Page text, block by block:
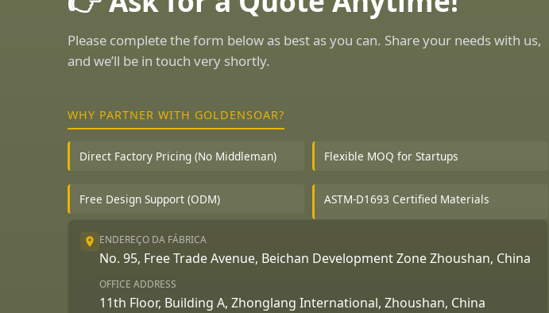
Please complete the form below as best as you can. Share your needs with us,
and we’ll be in touch very shortly.
WHY PARTNER WITH GOLDENSOAR?
Direct Factory Pricing (No Middleman) Flexible MOQ for Startups
Free Design Support (ODM) ASTM-D1693 Certified Materials
ENDEREÇO DA FÁBRICA
No. 95, Free Trade Avenue, Beichan Development Zone Zhoushan, China
OFFICE ADDRESS
11th Floor, Building A, Zhonglang International, Zhoushan, China